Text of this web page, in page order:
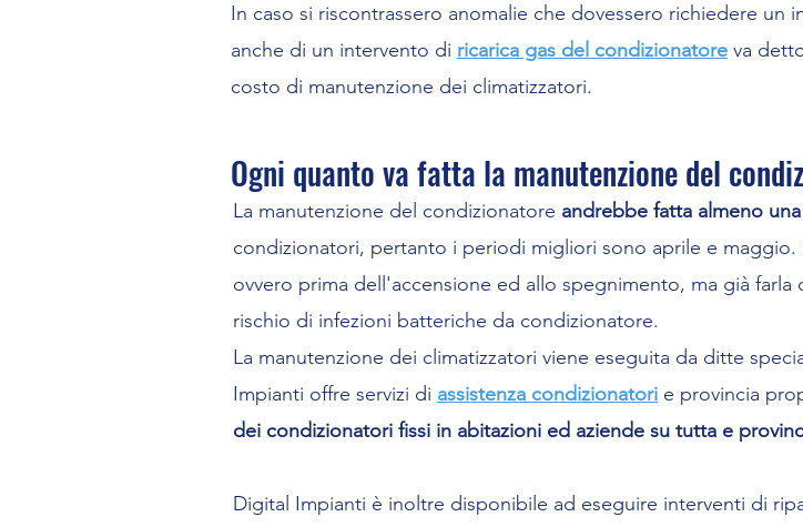
In caso si riscontrassero anomalie che dovessero richiedere un
anche di un intervento di ricarica gas del condizionatore va
costo di manutenzione dei climatizzatori.
Ogni quanto va fatta la manutenzione del
La manutenzione del condizionatore andrebbe fatta almeno
condizionatori, pertanto i periodi migliori sono aprile e
ovvero prima dell'accensione ed allo spegnimento, ma già farla
rischio di infezioni batteriche da condizionatore.
La manutenzione dei climatizzatori viene eseguita da ditte
Impianti offre servizi di assistenza condizionatori e provincia
dei condizionatori fissi in abitazioni ed aziende su tutta e
Digital Impianti è inoltre disponibile ad eseguire interventi di